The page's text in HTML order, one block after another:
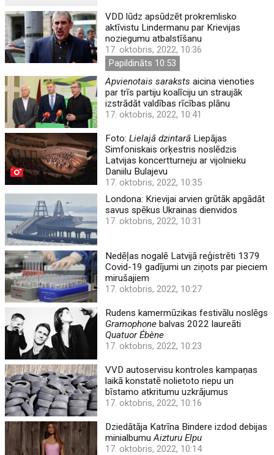
VDD lūdz apsūdzēt prokremlisko
aktīvistu Lindermanu par Krievijas
noziegumu atbalstīšanu
17. oktobris, 2022, 10:36
Papildināts 10:53
Apvienotais saraksts aicina vienoties
par trīs partiju koalīciju un straujāk
izstrādāt valdības rīcības plānu
17. oktobris, 2022, 10:41
Foto:Lielajā dzintarā Liepājas
Simfoniskais orķestris noslēdzis
Latvijas koncertturneju ar vijolnieku
Daniilu Bulajevu
17. oktobris, 2022, 10:35
Londona: Krievijai arvien grūtāk apgādāt
savus spēkus Ukrainas dienvidos
17. oktobris, 2022, 10:31
Nedēļas nogalē Latvijā reģistrēti 1379
Covid-19 gadījumi un ziņots par pieciem
mirušajiem
17. oktobris, 2022, 10:27
Rudens kamermūzikas festivālu noslēgs
Gramophone balvas 2022 laureāti
Quatuor Ébène
17. oktobris, 2022, 10:23
VVD autoservisu kontroles kampaņas
laikā konstatē nolietoto riepu un
bīstamo atkritumu uzkrājumus
17. oktobris, 2022, 10:16
Dziedātāja Katrīna Bindere izdod debijas
minialbumuAizturu Elpu
17. oktobris, 2022, 10:14